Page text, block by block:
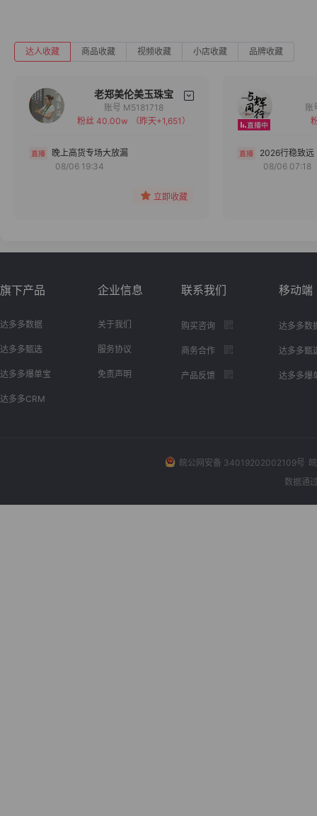
达人收藏 商品收藏 视频收藏 小店收藏 品牌收藏
老郑美伦美玉珠宝
备注
分组
账号 M5181718
粉丝 40.00w
（昨天+1,651）
晚上高货专场大放漏
08/06 19:34
立即收藏
2026行稳致远
08/06 07:18
旗下产品
达多多数据
达多多甄选
达多多爆单宝
达多多CRM
企业信息
关于我们
服务协议
免责声明
联系我们
购买咨询
商务合作
产品反馈
移动端
达多多数
达多多甄
达多多爆
皖公网安备 34019202002109号
数据通